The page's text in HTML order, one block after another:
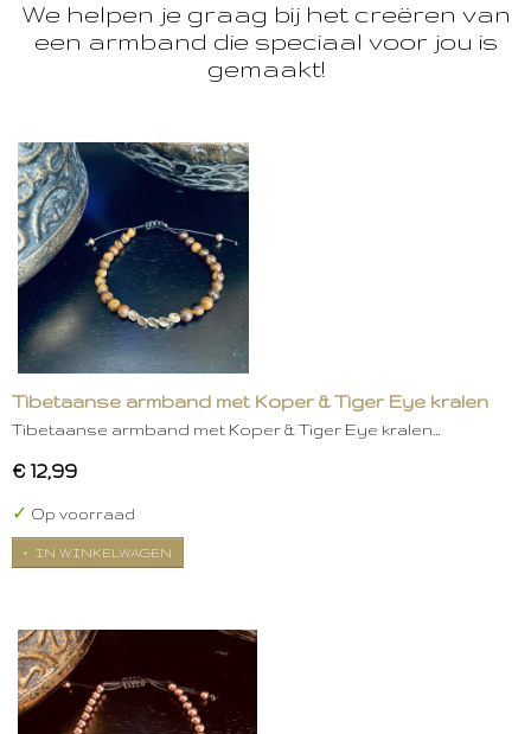
We helpen je graag bij het creëren van
een armband die speciaal voor jou is
gemaakt!
Tibetaanse armband met Koper & Tiger Eye kralen
Tibetaanse armband met Koper & Tiger Eye kralen…
€ 12,99
✓ Op voorraad
IN WINKELWAGEN